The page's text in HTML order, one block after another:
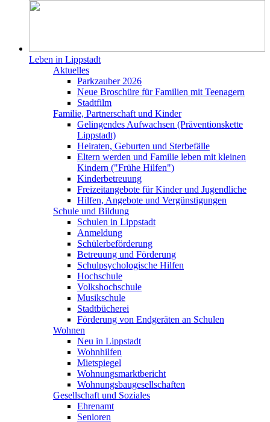
Leben in Lippstadt
Aktuelles
Parkzauber 2026
Neue Broschüre für Familien mit Teenagern
Stadtfilm
Familie, Partnerschaft und Kinder
Gelingendes Aufwachsen (Präventionskette
Lippstadt)
Heiraten, Geburten und Sterbefälle
Eltern werden und Familie leben mit kleinen
Kindern ("Frühe Hilfen")
Kinderbetreuung
Freizeitangebote für Kinder und Jugendliche
Hilfen, Angebote und Vergünstigungen
Schule und Bildung
Schulen in Lippstadt
Anmeldung
Schülerbeförderung
Betreuung und Förderung
Schulpsychologische Hilfen
Hochschule
Volkshochschule
Musikschule
Stadtbücherei
Förderung von Endgeräten an Schulen
Wohnen
Neu in Lippstadt
Wohnhilfen
Mietspiegel
Wohnungsmarktbericht
Wohnungsbaugesellschaften
Gesellschaft und Soziales
Ehrenamt
Senioren